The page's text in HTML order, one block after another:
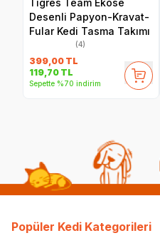
Desenli Papyon-Kravat-
Fular Kedi Tasma Takımı
(4)
399,00 TL
119,70 TL
Sepette %70 indirim
Popüler Kedi Kategorileri